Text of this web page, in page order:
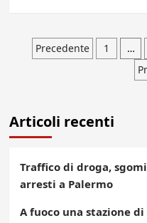
Paginazione
Precedente 1 …
Articoli recenti
Traffico di droga,
arresti a Palermo
A fuoco una stazione